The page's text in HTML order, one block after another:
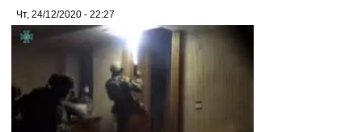
Чт, 24/12/2020 - 22:27